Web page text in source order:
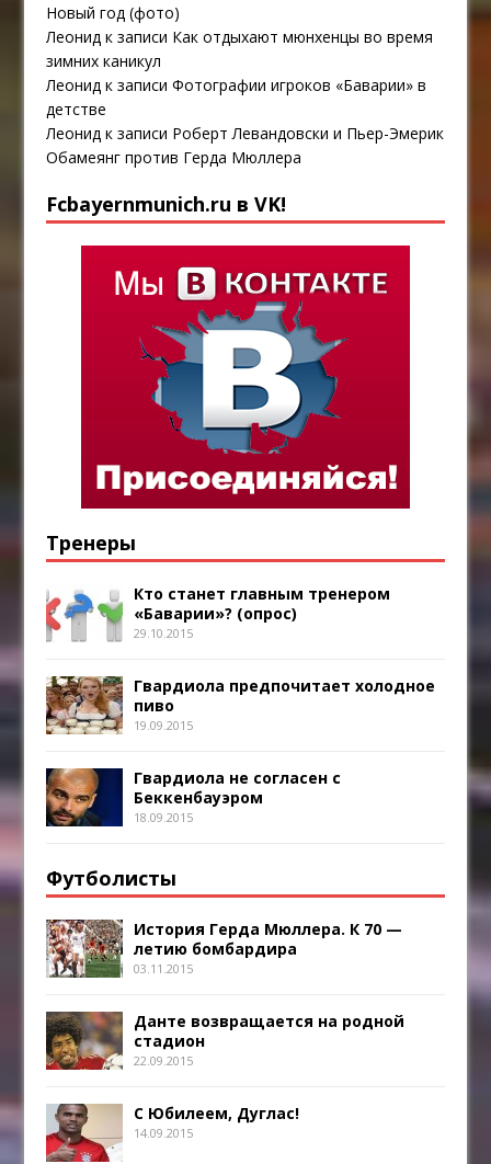
Новый год (фото)
Леонид к записи Как отдыхают мюнхенцы во время
зимних каникул
Леонид к записиФотографии игроков «Баварии» в
детстве
Леонид к записи Роберт Левандовски и Пьер-Эмерик
Обамеянг против Герда Мюллера
Fcbayernmunich.ru в VK!
Тренеры
Кто станет главным тренером
«Баварии»? (опрос)
29.10.2015
Гвардиола предпочитает холодное
пиво
19.09.2015
Гвардиола не согласен с
Беккенбауэром
18.09.2015
Футболисты
История Герда Мюллера. К 70 —
летию бомбардира
03.11.2015
Данте возвращается на родной
стадион
22.09.2015
С Юбилеем, Дуглас!
14.09.2015